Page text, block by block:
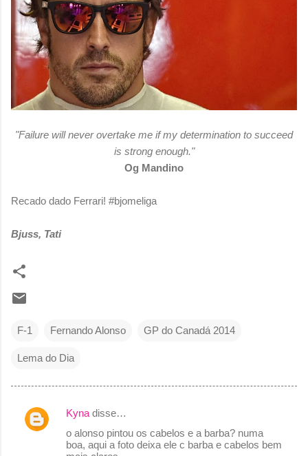
"Failure will never overtake me if my determination to succeed
is strong enough."
Og Mandino
Recado dado Ferrari! #bjomeliga
Bjuss, Tati
F-1 Fernando Alonso GP do Canadá 2014
Lema do Dia
C
Kynadisse…
o alonso pintou os cabelos e a barba? numa
boa, aqui a foto deixa ele c barba e cabelos bem